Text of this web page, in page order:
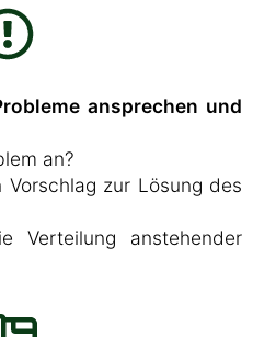
ansprechen und
an?
zur Lösung des
Verteilung anstehender